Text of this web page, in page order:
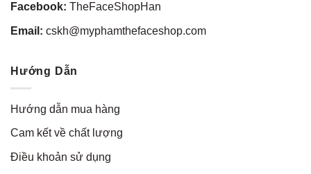
Facebook: TheFaceShopHan
Email: cskh@myphamthefaceshop.com
Hướng Dẫn
Hướng dẫn mua hàng
Cam kết về chất lượng
Điều khoản sử dụng